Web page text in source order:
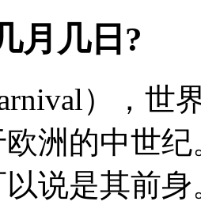
月几日?
），世
洲的中世
说是其前